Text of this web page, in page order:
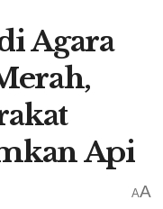
Agara
Api
AA